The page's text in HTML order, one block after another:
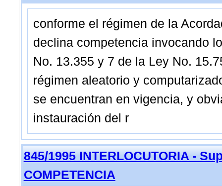
conforme el régimen de la
declina competencia invocando
No. 13.355 y 7 de la Ley No.
régimen aleatorio y
se encuentran en vigencia, y
instauración del r
845/1995 INTERLOCUTORIA -
COMPETENCIA